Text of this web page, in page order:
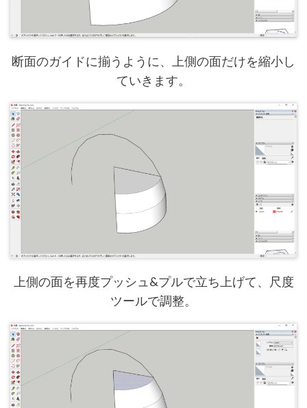
断面のガイドに揃うように、上側の面だけを縮小し
ていきます。
上側の面を再度プッシュ&プルで立ち上げて、尺度
ツールで調整。